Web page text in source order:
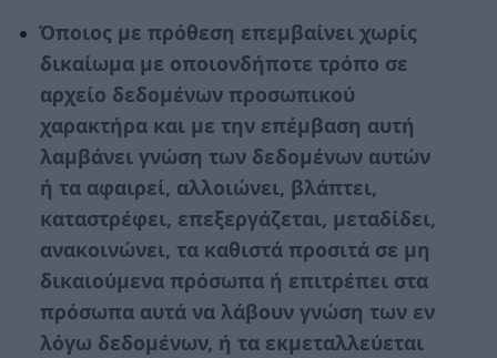
Όποιος με πρόθεση επεµβαίνει χωρίς
δικαίωµα µε οποιονδήποτε τρόπο σε
αρχείο δεδοµένων προσωπικού
χαρακτήρα και με την επέμβαση αυτή
λαµβάνει γνώση των δεδοµένων αυτών
ή τα αφαιρεί, αλλοιώνει, βλάπτει,
καταστρέφει, επεξεργάζεται, µεταδίδει,
ανακοινώνει, τα καθιστά προσιτά σε µη
δικαιούµενα πρόσωπα ή επιτρέπει στα
πρόσωπα αυτά να λάβουν γνώση των εν
λόγω δεδοµένων, ή τα εκµεταλλεύεται